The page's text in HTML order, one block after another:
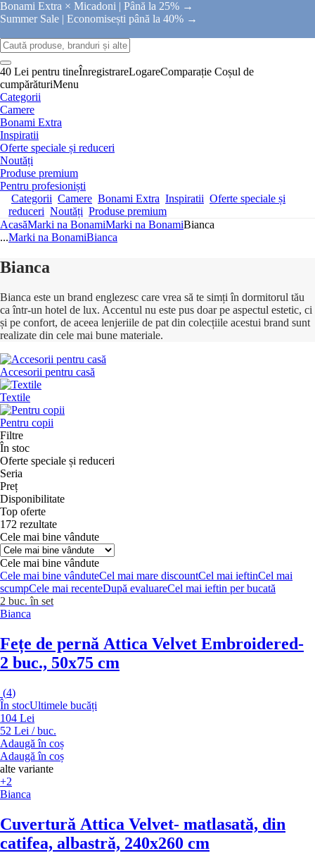
Bonami Extra × Micadoni | Până la 25% →
Summer Sale | Economisești până la 40% →
40 Lei pentru tineÎnregistrareLogareComparație Coșul de
cumpărăturiMenu
Categorii
Camere
Bonami Extra
Inspiratii
Oferte speciale și reduceri
Noutăți
Produse premium
Pentru profesioniști
Categorii Camere Bonami Extra Inspiratii Oferte speciale și
reduceri Noutăți Produse premium
AcasăMarki na BonamiMarki na BonamiBianca
...Marki na BonamiBianca
Bianca
Bianca este un brand englezesc care vrea să te simți în dormitorul tău
ca într-un hotel de lux. Accentul nu este pus doar pe aspectul estetic, ci
și pe confort, de aceea lenjeriile de pat din colecțiile acestui brand sunt
realizate din cele mai bune materiale.
Accesorii pentru casă
Textile
Pentru copii
Filtre
În stoc
Oferte speciale și reduceri
Seria
Preț
Disponibilitate
Top oferte
172 rezultate
Cele mai bine vândute
Cele mai bine vândute
Cele mai bine vânduteCel mai mare discountCel mai ieftinCel mai
scumpCele mai recenteDupă evaluareCel mai ieftin per bucată
2 buc. în set
Bianca
Fețe de pernă Attica Velvet Embroidered-
2 buc., 50x75 cm
(4)
În stocUltimele bucăți
104 Lei
52 Lei / buc.
Adaugă în coș
Adaugă în coș
alte variante
+2
Bianca
Cuvertură Attica Velvet- matlasată, din
catifea, albastră, 240x260 cm